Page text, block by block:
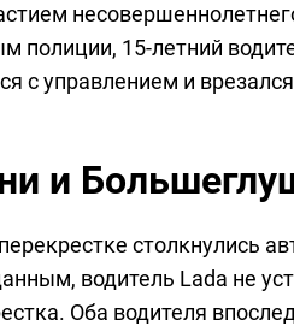
полиции, 15-летний
с управлением и
и
столкнулись
водитель Lada не
Оба водителя